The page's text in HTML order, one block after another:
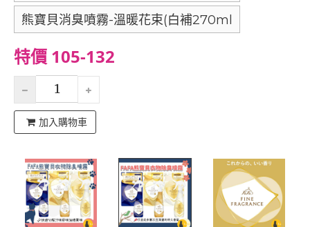
熊寶貝消臭噴霧-溫暖花束(白補270ml
特價 105-132
加入購物車